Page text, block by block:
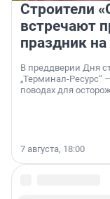
Строители
встречают
праздник на
В преддверии Дня
„Терминал-Ресурс“
поводах для
7 августа, 18:00